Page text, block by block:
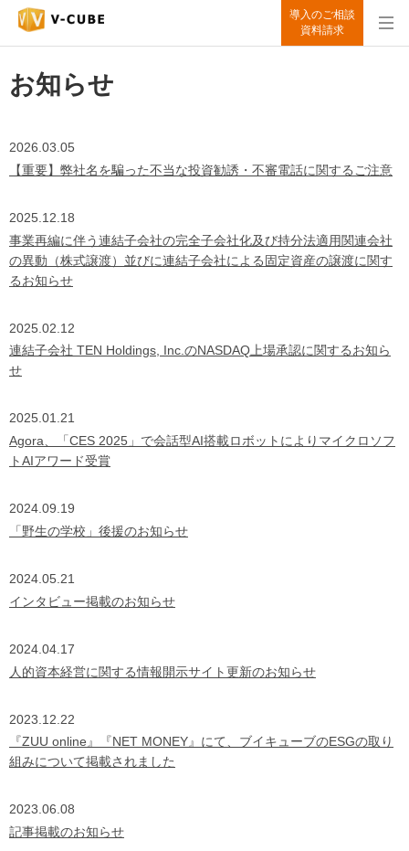
導入のご相談
資料請求
お知らせ
2026.03.05
【重要】弊社名を騙った不当な投資勧誘・不審電話に関するご注意
2025.12.18
事業再編に伴う連結子会社の完全子会社化及び持分法適用関連会社
の異動（株式譲渡）並びに連結子会社による固定資産の譲渡に関す
るお知らせ
2025.02.12
連結子会社 TEN Holdings, Inc.のNASDAQ上場承認に関するお知ら
せ
2025.01.21
Agora、「CES 2025」で会話型AI搭載ロボットによりマイクロソフ
トAIアワード受賞
2024.09.19
「野生の学校」後援のお知らせ
2024.05.21
インタビュー掲載のお知らせ
2024.04.17
人的資本経営に関する情報開示サイト更新のお知らせ
2023.12.22
『ZUU online』『NET MONEY』にて、ブイキューブのESGの取り
組みについて掲載されました
2023.06.08
記事掲載のお知らせ